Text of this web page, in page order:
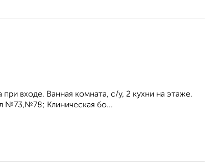
входе. Ванная комната, с/у, 2 кухни на этаже.
№73,№78; Клиническая бо...